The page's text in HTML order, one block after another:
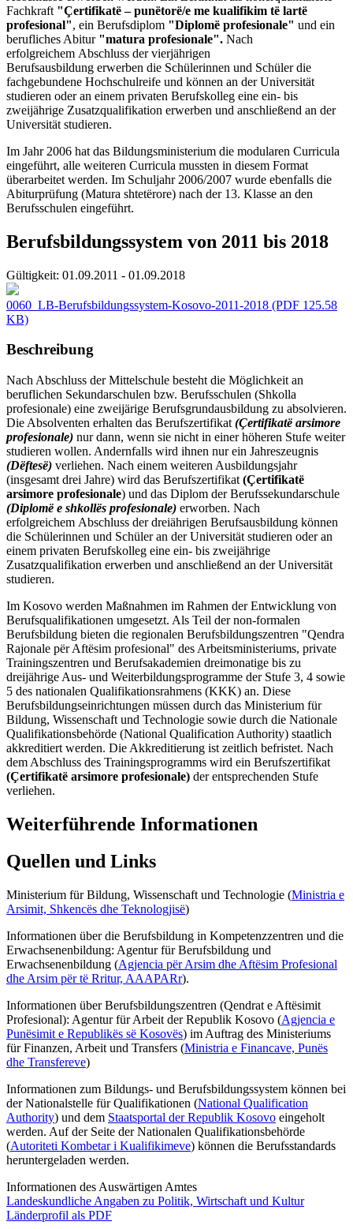
Fachkraft "Çertifikatë – punëtorë/e me kualifikim të lartë
profesional", ein Berufsdiplom "Diplomë profesionale" und ein
berufliches Abitur "matura profesionale". Nach
erfolgreichem Abschluss der vierjährigen
Berufsausbildung erwerben die Schülerinnen und Schüler die
fachgebundene Hochschulreife und können an der Universität
studieren oder an einem privaten Berufskolleg eine ein- bis
zweijährige Zusatzqualifikation erwerben und anschließend an der
Universität studieren.
Im Jahr 2006 hat das Bildungsministerium die modularen Curricula
eingeführt, alle weiteren Curricula mussten in diesem Format
überarbeitet werden. Im Schuljahr 2006/2007 wurde ebenfalls die
Abiturprüfung (Matura shtetërore) nach der 13. Klasse an den
Berufsschulen eingeführt.
Berufsbildungssystem von 2011 bis 2018
Gültigkeit: 01.09.2011 - 01.09.2018
0060_LB-Berufsbildungssystem-Kosovo-2011-2018 (PDF 125.58
KB)
Beschreibung
Nach Abschluss der Mittelschule besteht die Möglichkeit an
beruflichen Sekundarschulen bzw. Berufsschulen (Shkolla
profesionale) eine zweijärige Berufsgrundausbildung zu absolvieren.
Die Absolventen erhalten das Berufszertifikat (Çertifikatë arsimore
profesionale) nur dann, wenn sie nicht in einer höheren Stufe weiter
studieren wollen. Andernfalls wird ihnen nur ein Jahreszeugnis
(Dëftesë) verliehen. Nach einem weiteren Ausbildungsjahr
(insgesamt drei Jahre) wird das Berufszertifikat (Çertifikatë
arsimore profesionale) und das Diplom der Berufssekundarschule
(Diplomë e shkollës profesionale) erworben. Nach
erfolgreichem Abschluss der dreiährigen Berufsausbildung können
die Schülerinnen und Schüler an der Universität studieren oder an
einem privaten Berufskolleg eine ein- bis zweijährige
Zusatzqualifikation erwerben und anschließend an der Universität
studieren.
Im Kosovo werden Maßnahmen im Rahmen der Entwicklung von
Berufsqualifikationen umgesetzt. Als Teil der non-formalen
Berufsbildung bieten die regionalen Berufsbildungszentren "Qendra
Rajonale për Aftësim profesional" des Arbeitsministeriums, private
Trainingszentren und Berufsakademien dreimonatige bis zu
dreijährige Aus- und Weiterbildungsprogramme der Stufe 3, 4 sowie
5 des nationalen Qualifikationsrahmens (KKK) an. Diese
Berufsbildungseinrichtungen müssen durch das Ministerium für
Bildung, Wissenschaft und Technologie sowie durch die Nationale
Qualifikationsbehörde (National Qualification Authority) staatlich
akkreditiert werden. Die Akkreditierung ist zeitlich befristet. Nach
dem Abschluss des Trainingsprogramms wird ein Berufszertifikat
(Çertifikatë arsimore profesionale) der entsprechenden Stufe
verliehen.
Weiterführende Informationen
Quellen und Links
Ministerium für Bildung, Wissenschaft und Technologie (Ministria e
Arsimit, Shkencës dhe Teknologjisë)
Informationen über die Berufsbildung in Kompetenzzentren und die
Erwachsenenbildung: Agentur für Berufsbildung und
Erwachsenenbildung (Agjencia për Arsim dhe Aftësim Profesional
dhe Arsim për të Rritur, AAAPARr).
Informationen über Berufsbildungszentren (Qendrat e Aftësimit
Profesional): Agentur für Arbeit der Republik Kosovo (Agjencia e
Punësimit e Republikës së Kosovës) im Auftrag des Ministeriums
für Finanzen, Arbeit und Transfers (Ministria e Financave, Punës
dhe Transfereve)
Informationen zum Bildungs- und Berufsbildungssystem können bei
der Nationalstelle für Qualifikationen (National Qualification
Authority) und dem Staatsportal der Republik Kosovo eingeholt
werden. Auf der Seite derNationalen Qualifikationsbehörde
(Autoriteti Kombetar i Kualifikimeve) können die Berufsstandards
heruntergeladen werden.
Informationen des Auswärtigen Amtes
Landeskundliche Angaben zu Politik, Wirtschaft und Kultur
Länderprofil als PDF